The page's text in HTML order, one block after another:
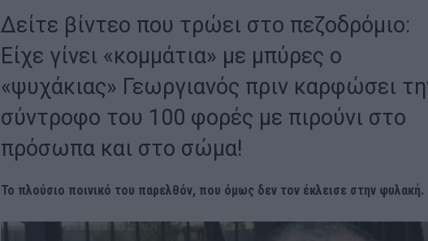
Δείτε βίντεο που τρώει στο πεζοδρόμιο:
Είχε γίνει «κομμάτια» με μπύρες ο
«ψυχάκιας» Γεωργιανός πριν καρφώσει
σύντροφο του 100 φορές με πιρούνι στο
πρόσωπα και στο σώμα!
Το πλούσιο ποινικό του παρελθόν, που όμως δεν τον έκλεισε στην φυλακή.